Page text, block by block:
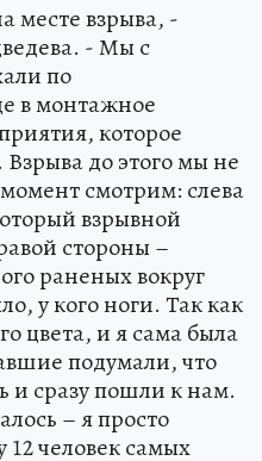
месте взрыва, -
- Мы с
по
в монтажное
которое
до этого мы не
смотрим: слева
взрывной
стороны –
раненых вокруг
у кого ноги. Так как
цвета, и я сама была
подумали, что
и сразу пошли к нам.
– я просто
человек самых